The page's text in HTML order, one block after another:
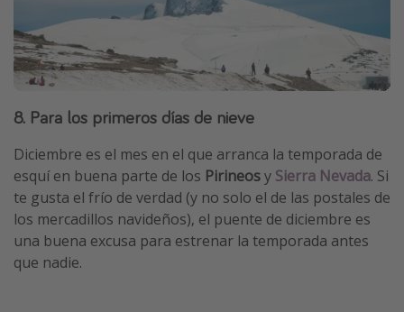
8. Para los primeros días de nieve
Diciembre es el mes en el que arranca la temporada de
esquí en buena parte de los Pirineosy Sierra Nevada. Si
te gusta el frío de verdad (y no solo el de las postales de
los mercadillos navideños), el puente de diciembre es
una buena excusa para estrenar la temporada antes
que nadie.